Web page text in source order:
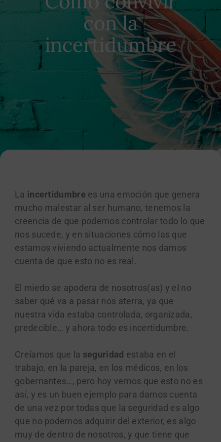
con la
incertidumbre
La incertidumbre es una emoción que genera
mucho malestar al ser humano, tenemos la
creencia de que podemos controlar todo lo que
nos sucede, y en situaciones cómo las que
estamos viviendo actualmente nos damos
cuenta de que esto no es real.
El miedo se apodera de nosotros(as) y el no
saber qué va a pasar nos aterra, ya que
nuestra vida estaba controlada, organizada,
predecible… y ahora todo es incertidumbre.
Creíamos que la seguridad estaba en el
trabajo, en la pareja, en los médicos, en los
gobernantes…, pero hoy vemos que esto no es
así, y es un buen ejemplo para darnos cuenta
de una vez por todas que la seguridad es algo
que no podemos adquirir del exterior, es algo
muy de dentro de nosotros, y que tiene que